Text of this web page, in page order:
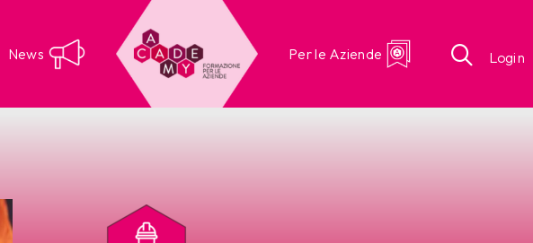
News Per le Aziende